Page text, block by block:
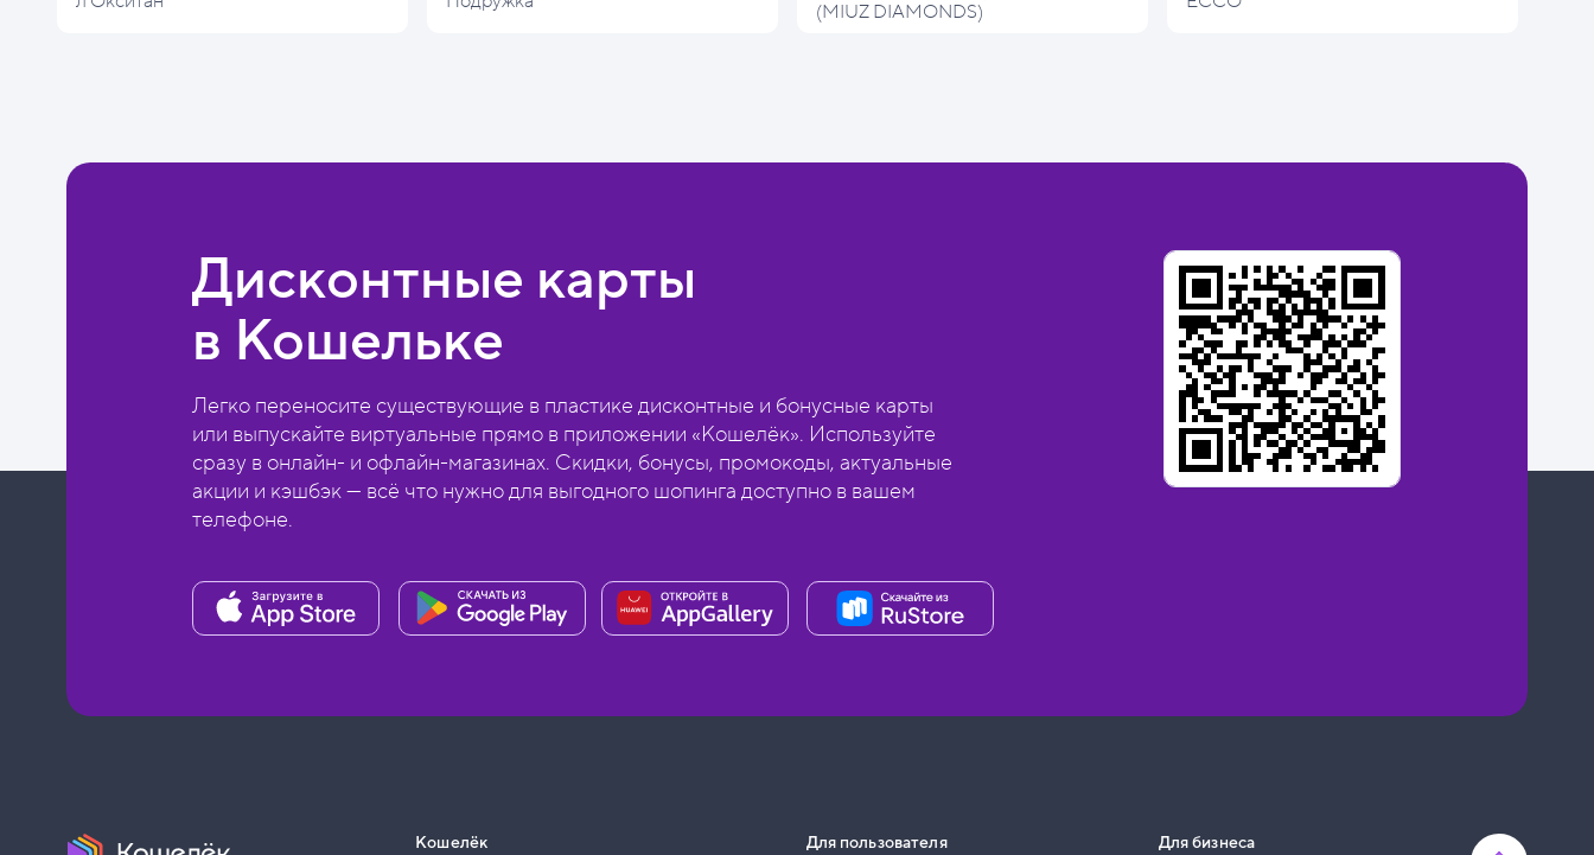
(MIUZ DIAMONDS)
Дисконтные карты
в Кошельке
Легко переносите существующие в пластике дисконтные и бонусные карты
или выпускайте виртуальные прямо в приложении «Кошелёк». Используйте
сразу в онлайн- и офлайн-магазинах. Скидки, бонусы, промокоды, актуальные
акции и кэшбэк — всё что нужно для выгодного шопинга доступно в вашем
телефоне.
Кошелёк
Для пользователя
Для бизнеса